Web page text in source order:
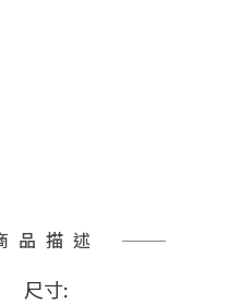
品描述
尺寸: